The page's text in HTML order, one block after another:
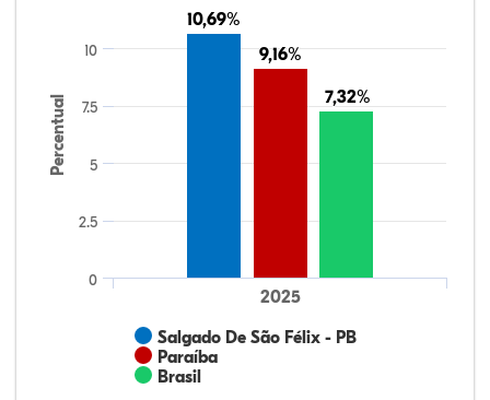
Percentual
10,69%
10,69%
9,16%
9,16%
7,32%
7,32%
Salgado De São Félix - PB
Paraíba
Brasil
2025
0
2.5
5
7.5
10